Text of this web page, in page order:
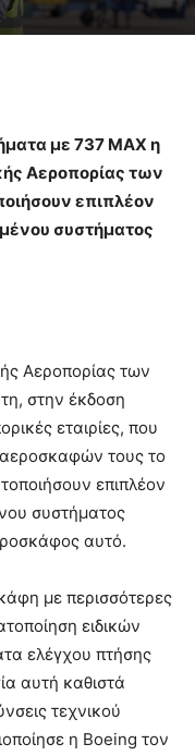
με 737 ΜΑΧ η
Αεροπορίας των
επιπλέον
συστήματος
Αεροπορίας των
στην έκδοση
εταιρίες, που
τους το
επιπλέον
συστήματος
αυτό.
με περισσότερες
ειδικών
ελέγχου πτήσης
αυτή καθιστά
τεχνικού
η Boeing τον